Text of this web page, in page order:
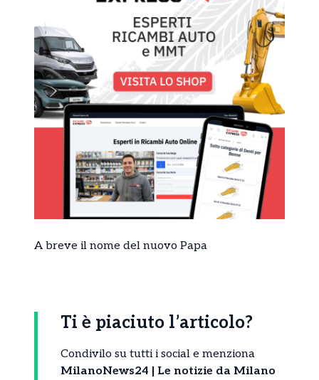
A breve il nome del nuovo Papa
Ti è piaciuto l’articolo?
Condivilo su tutti i social e menziona
MilanoNews24 | Le notizie da Milano